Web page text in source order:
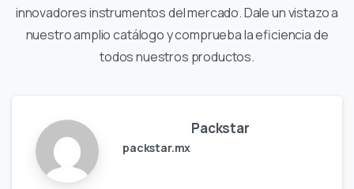
innovadores instrumentos del mercado. Dale un vistazo a
nuestro amplio catálogo y comprueba la eficiencia de
todos nuestros productos.
Packstar
packstar.mx